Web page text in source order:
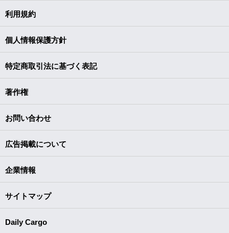
利用規約
個人情報保護方針
特定商取引法に基づく表記
著作権
お問い合わせ
広告掲載について
企業情報
サイトマップ
Daily Cargo